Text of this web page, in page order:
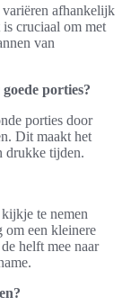
variëren afhankelijk
cruciaal om met
van
porties?
porties door
Dit maakt het
drukke tijden.
te nemen
om een kleinere
helft mee naar